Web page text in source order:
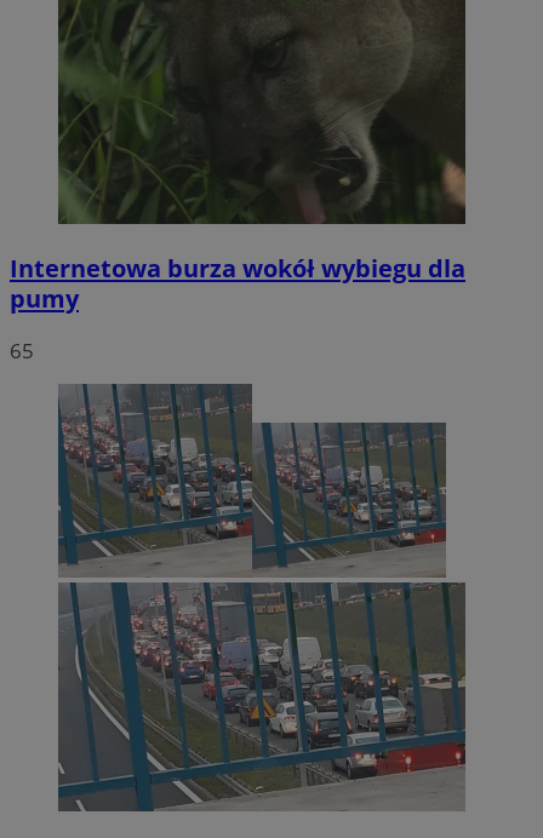
Internetowa burza wokół wybiegu dla
pumy
65